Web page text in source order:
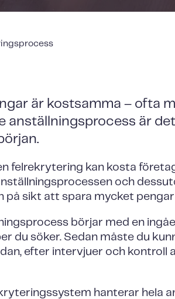
är kostsamma – ofta
anställningsprocess är
felrekrytering kan kosta
och
på sikt att spara mycket
börjar med en
du söker. Sedan måste du
efter intervjuer och kontroll
hanterar hela